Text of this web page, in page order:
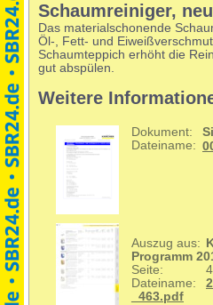
Schaumreiniger,
Das materialschonende
Öl-, Fett- und
Schaumteppich erhöht die
gut abspülen.
Weitere
Dokument:
Dateiname:
Auszug aus:
Programm
Seite:
Dateiname:
_463.pdf